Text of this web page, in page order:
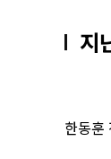
지
한동훈